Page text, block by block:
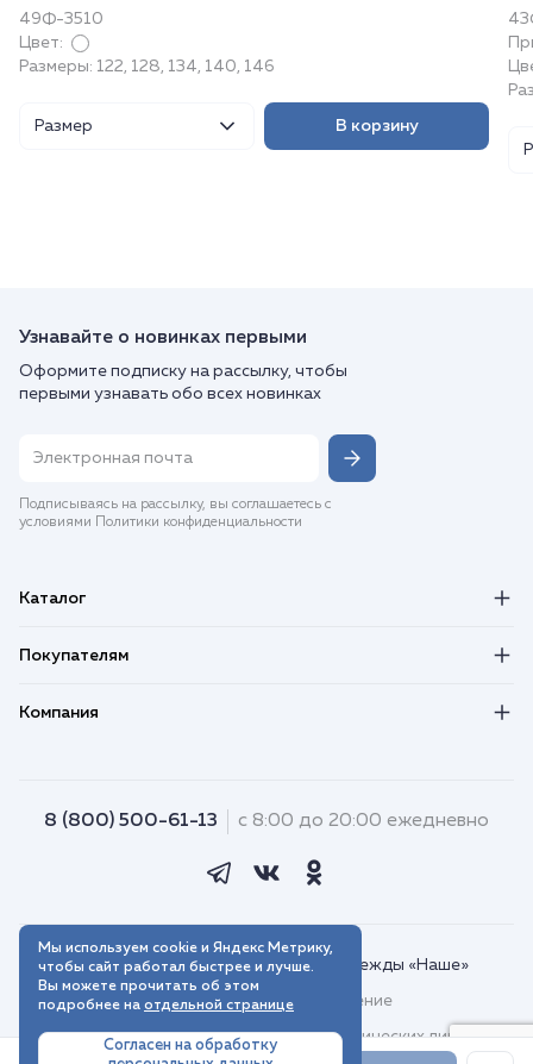
49Ф-3510
Цвет:
Размеры: 122, 128, 134, 140, 146
Размер В корзину
Узнавайте о новинках первыми
Оформите подписку на рассылку, чтобы
первыми узнавать обо всех новинках
Подписываясь на рассылку, вы соглашаетесь с
условиями Политики конфиденциальности
Каталог
Покупателям
Компания
8 (800) 500-61-13 с 8:00 до 20:00 ежедневно
© 2018–2026. Интернет-магазин одежды «Наше»
Пользовательское соглашение
Договор присоединения для юридических лиц
Мы используем cookie и Яндекс Метрику,
чтобы сайт работал быстрее и лучше.
Вы можете прочитать об этом
подробнее на отдельной странице
Согласен на обработку